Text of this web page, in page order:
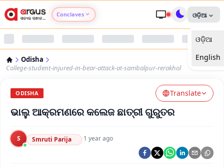
Conclaves
Argus Nari Shakti
Argus Health Connect
Argus Swaad Odisha
ଓଡ଼ିଆ
ଓଡ଼ିଆ
English
Odisha
College-student-injured-in-bear-attack-at-sambalpur-rerakhol
ODISHA Translate
ଭାଲୁ ଆକ୍ରମଣରେ କଲେଜ ଛାତ୍ରୀ ଗୁରୁତର
S Smruti Parija ·1 year ago